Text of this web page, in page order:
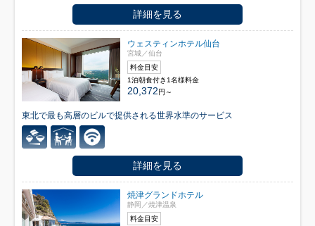
詳細を見る
ウェスティンホテル仙台
宮城／仙台
料金目安
1泊朝食付き1名様料金
20,372円～
東北で最も高層のビルで提供される世界水準のサービス
詳細を見る
焼津グランドホテル
静岡／焼津温泉
料金目安